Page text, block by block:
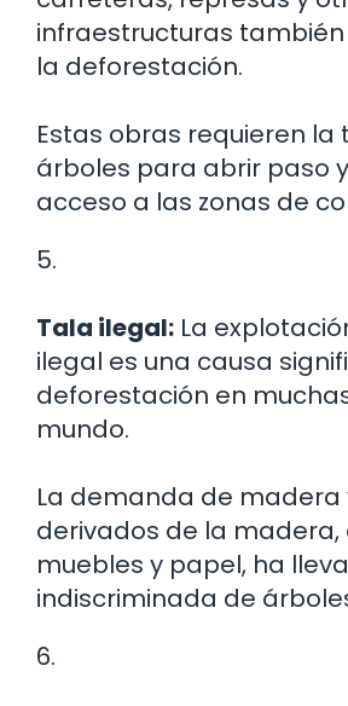
infraestructuras
la deforestación.
Estas obras requieren la
árboles para abrir paso
acceso a las zonas de
5.
Tala ilegal: La
ilegal es una causa
deforestación en
mundo.
La demanda de madera
derivados de la madera,
muebles y papel, ha
indiscriminada de
6.